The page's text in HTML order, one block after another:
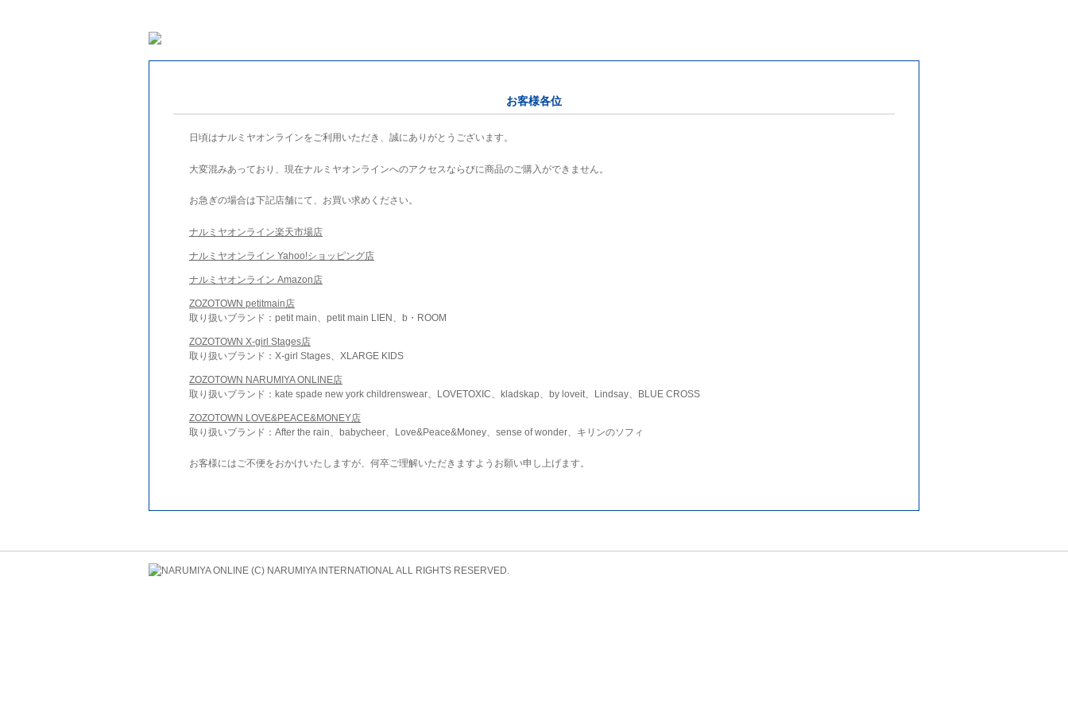
お客様各位
日頃はナルミヤオンラインをご利用いただき、誠にありがとうございます。
大変混みあっており、現在ナルミヤオンラインへのアクセスならびに商品のご購入ができません。
お急ぎの場合は下記店舗にて、お買い求めください。
ナルミヤオンライン楽天市場店
ナルミヤオンライン Yahoo!ショッピング店
ナルミヤオンライン Amazon店
ZOZOTOWN petitmain店
取り扱いブランド：petit main、petit main LIEN、b・ROOM
ZOZOTOWN X-girl Stages店
取り扱いブランド：X-girl Stages、XLARGE KIDS
ZOZOTOWN NARUMIYA ONLINE店
取り扱いブランド：kate spade new york childrenswear、LOVETOXIC、kladskap、by loveit、Lindsay、BLUE CROSS
ZOZOTOWN LOVE&PEACE&MONEY店
取り扱いブランド：After the rain、babycheer、Love&Peace&Money、sense of wonder、キリンのソフィ
お客様にはご不便をおかけいたしますが、何卒ご理解いただきますようお願い申し上げます。